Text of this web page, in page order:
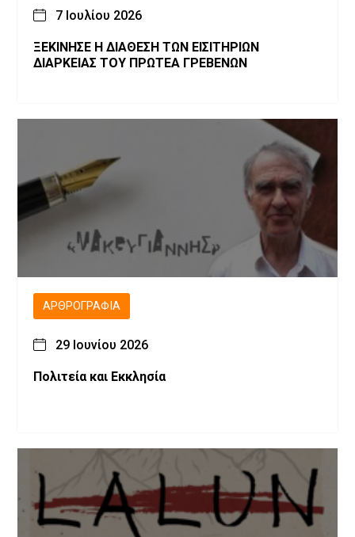
7 Ιουλίου 2026
ΞΕΚΙΝΗΣΕ Η ΔΙΑΘΕΣΗ ΤΩΝ ΕΙΣΙΤΗΡΙΩΝ
ΔΙΑΡΚΕΙΑΣ ΤΟΥ ΠΡΩΤΕΑ ΓΡΕΒΕΝΩΝ
ΑΡΘΡΟΓΡΑΦΊΑ
29 Ιουνίου 2026
Πολιτεία και Εκκλησία